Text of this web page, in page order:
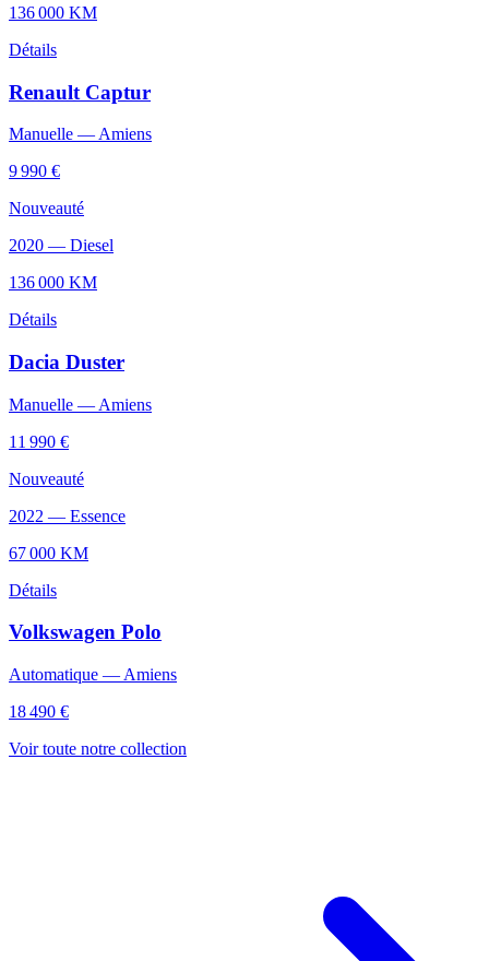
136 000 KM
Détails
Renault Captur
Manuelle — Amiens
9 990 €
Nouveauté
2020 — Diesel
136 000 KM
Détails
Dacia Duster
Manuelle — Amiens
11 990 €
Nouveauté
2022 — Essence
67 000 KM
Détails
Volkswagen Polo
Automatique — Amiens
18 490 €
Voir toute notre collection